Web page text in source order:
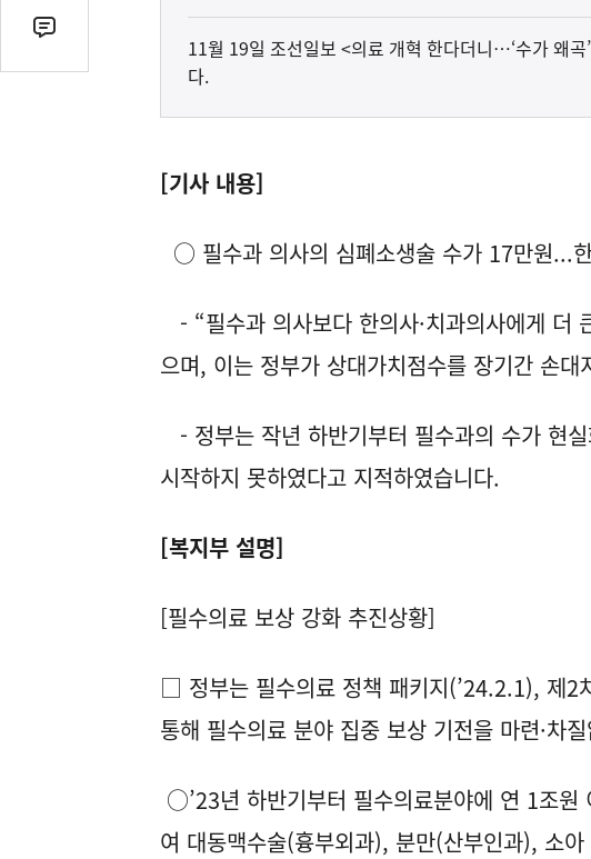
댓
글
11월 19일 조선일보 <의료 개혁 한다더니…‘수가 왜
다.
[기사 내용]
○ 필수과 의사의 심폐소생술 수가 17만원...
- “필수과 의사보다 한의사·치과의사에게 더
으며, 이는 정부가 상대가치점수를 장기간 손
- 정부는 작년 하반기부터 필수과의 수가 현
시작하지 못하였다고 지적하였습니다.
[복지부 설명]
[필수의료 보상 강화 추진상황]
□ 정부는 필수의료 정책 패키지(’24.2.1), 제2
통해 필수의료 분야 집중 보상 기전을 마련·차
○’23년 하반기부터 필수의료분야에 연 1조원
여 대동맥수술(흉부외과), 분만(산부인과), 소